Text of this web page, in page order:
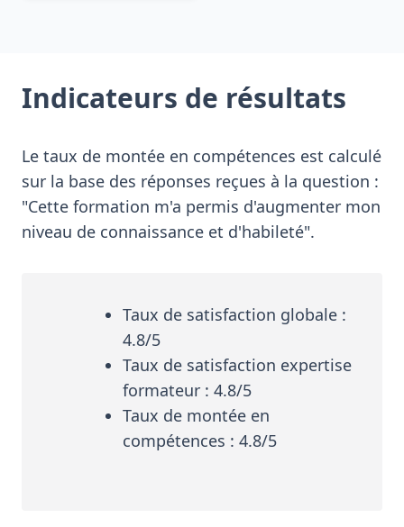
Indicateurs de résultats
Le taux de montée en compétences est calculé
sur la base des réponses reçues à la question :
"Cette formation m'a permis d'augmenter mon
niveau de connaissance et d'habileté".
Taux de satisfaction globale :
4.8/5
Taux de satisfaction expertise
formateur : 4.8/5
Taux de montée en
compétences : 4.8/5